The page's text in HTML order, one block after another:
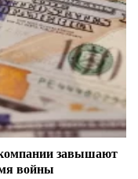
завышают
войны